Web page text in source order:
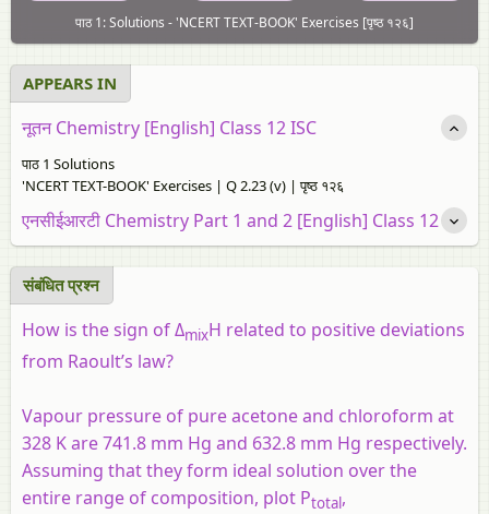
पाठ 1: Solutions - 'NCERT TEXT-BOOK' Exercises [पृष्ठ १२६]
APPEARS IN
नूतन Chemistry [English] Class 12 ISC
पाठ 1 Solutions
'NCERT TEXT-BOOK' Exercises | Q 2.23 (v) | पृष्ठ १२६
एनसीईआरटी Chemistry Part 1 and 2 [English] Class 12
संबंधित प्रश्‍न
How is the sign of ΔmixH related to positive deviations
from Raoult’s law?
Vapour pressure of pure acetone and chloroform at
328 K are 741.8 mm Hg and 632.8 mm Hg respectively.
Assuming that they form ideal solution over the
entire range of composition, plot Ptotal,